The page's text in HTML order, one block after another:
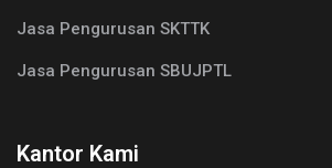
Jasa Pengurusan SKTTK
Jasa Pengurusan SBUJPTL
Kantor Kami